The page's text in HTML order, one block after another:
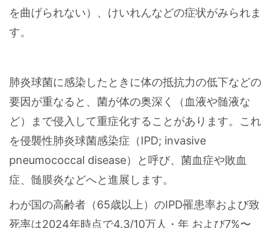
を曲げられない）、けいれんなどの症状がみられま
す。
肺炎球菌に感染したときに体の抵抗力の低下などの
要因が重なると、菌が体の奥深く（血液や髄液な
ど）まで侵入して重症化することがあります。これ
を侵襲性肺炎球菌感染症（IPD; invasive
pneumococcal disease）と呼び、菌血症や敗血
症、髄膜炎などへと進展します。
わが国の高齢者（65歳以上）のIPD罹患率および致
死率は2024年時点で4.3/10万人・年 および7%〜